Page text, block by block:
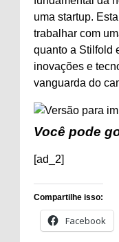
uma startup.
trabalhar com
quanto a Stilfold
inovações e
vanguarda do
Você pode
[ad_2]
Compartilhe isso:
Facebook